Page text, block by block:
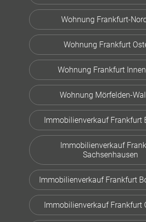
Wohnung Frankfurt-
Wohnung Frankfurt
Wohnung Frankfurt
Wohnung Mörfelden-
Immobilienverkauf Frankfurt
Immobilienverkauf
Sachsenhausen
Immobilienverkauf Frankfurt
Immobilienverkauf Frankfurt